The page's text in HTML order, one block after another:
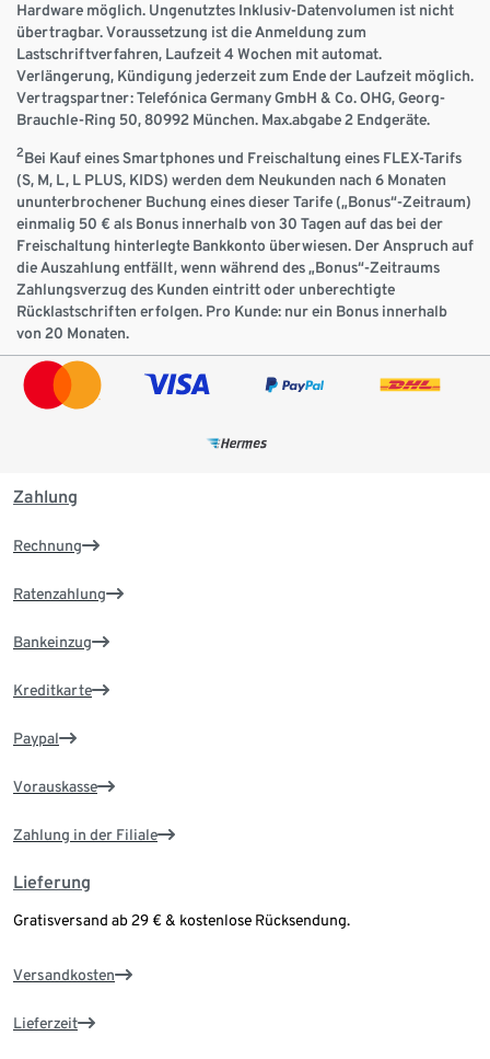
Hardware möglich. Ungenutztes Inklusiv-Datenvolumen ist nicht
übertragbar. Voraussetzung ist die Anmeldung zum
Lastschriftverfahren, Laufzeit 4 Wochen mit automat.
Verlängerung, Kündigung jederzeit zum Ende der Laufzeit möglich.
Vertragspartner: Telefónica Germany GmbH & Co. OHG, Georg-
Brauchle-Ring 50, 80992 München. Max.abgabe 2 Endgeräte.
2Bei Kauf eines Smartphones und Freischaltung eines FLEX-Tarifs
(S, M, L, L PLUS, KIDS) werden dem Neukunden nach 6 Monaten
ununterbrochener Buchung eines dieser Tarife („Bonus“-Zeitraum)
einmalig 50 € als Bonus innerhalb von 30 Tagen auf das bei der
Freischaltung hinterlegte Bankkonto überwiesen. Der Anspruch auf
die Auszahlung entfällt, wenn während des „Bonus“-Zeitraums
Zahlungsverzug des Kunden eintritt oder unberechtigte
Rücklastschriften erfolgen. Pro Kunde: nur ein Bonus innerhalb
von 20 Monaten.
Zahlung
Rechnung
Ratenzahlung
Bankeinzug
Kreditkarte
Paypal
Vorauskasse
Zahlung in der Filiale
Lieferung
Gratisversand ab 29 € & kostenlose Rücksendung.
Versandkosten
Lieferzeit